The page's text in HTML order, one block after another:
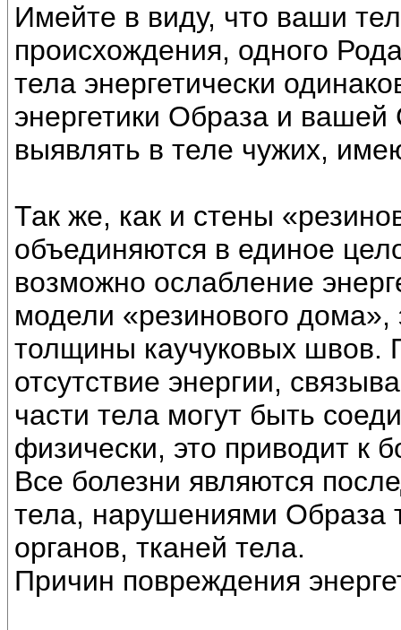
Имейте в виду, что ваши
происхождения, одного
тела энергетически
энергетики Образа и
выявлять в теле чужих,
Так же, как и стены
объединяются в единое
возможно ослабление
модели «резинового
толщины каучуковых швов.
отсутствие энергии,
части тела могут быть
физически, это приводит к
Все болезни являются
тела, нарушениями Образа
органов, тканей тела.
Причин повреждения